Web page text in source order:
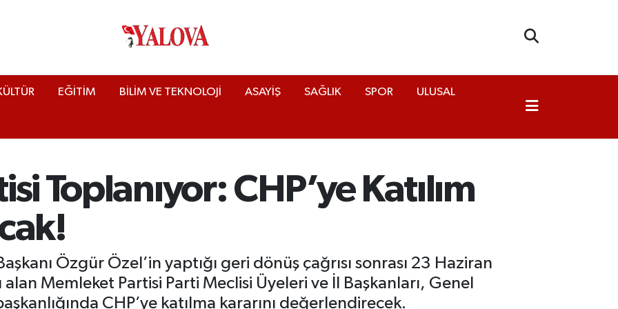
EĞİTİM BİLİM VE TEKNOLOJİ ASAYİŞ SAĞLIK SPOR ULUSAL
Toplanıyor: CHP’ye Katılım
Özgür Özel’in yaptığı geri dönüş çağrısı sonrası 23 Haziran
Memleket Partisi Parti Meclisi Üyeleri ve İl Başkanları, Genel
CHP’ye katılma kararını değerlendirecek.